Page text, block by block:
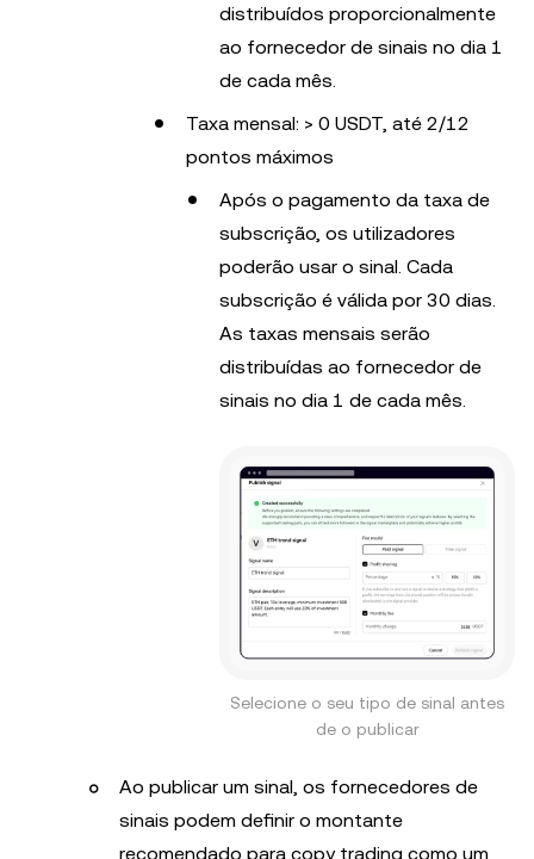
distribuídos proporcionalmente
ao fornecedor de sinais no dia 1
de cada mês.
Taxa mensal: > 0 USDT, até 2/12
pontos máximos
Após o pagamento da taxa de
subscrição, os utilizadores
poderão usar o sinal. Cada
subscrição é válida por 30 dias.
As taxas mensais serão
distribuídas ao fornecedor de
sinais no dia 1 de cada mês.
Selecione o seu tipo de sinal antes
de o publicar
Ao publicar um sinal, os fornecedores de
sinais podem definir o montante
recomendado para copy trading como um